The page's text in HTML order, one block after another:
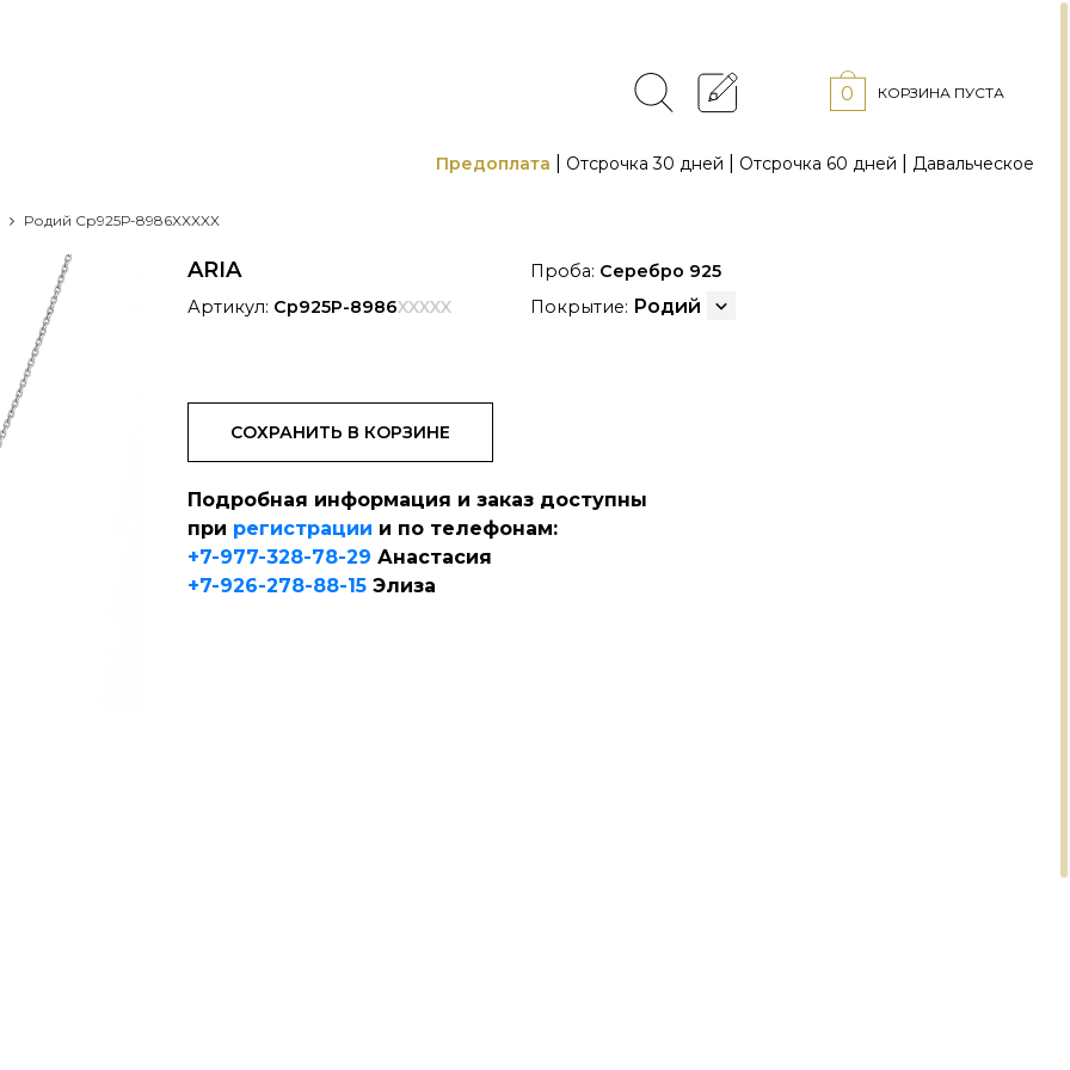
0 КОРЗИНА ПУСТА
Предоплата Отсрочка 30 дней Отсрочка 60 дней Давальческое
Родий Ср925Р-8986XXXXX
ARIA Проба: Серебро 925
Артикул: Ср925Р-8986XXXXX Покрытие: Родий
СОХРАНИТЬ В КОРЗИНЕ
Подробная информация и заказ доступны
при регистрации и по телефонам:
+7-977-328-78-29 Анастасия
+7-926-278-88-15Элиза